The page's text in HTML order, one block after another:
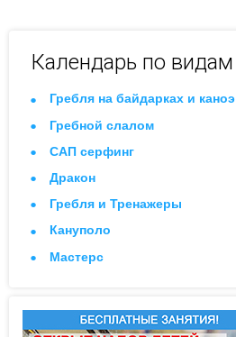
Календарь по видам
Гребля на байдарках и каноэ
Гребной слалом
САП серфинг
Дракон
Гребля и Тренажеры
Кануполо
Мастерс